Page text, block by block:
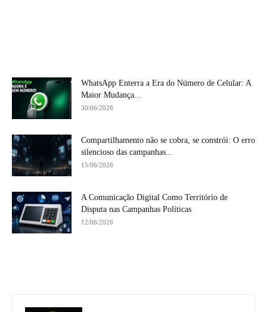
WhatsApp Enterra a Era do Número de Celular: A
Maior Mudança...
30/06/2026
Compartilhamento não se cobra, se constrói: O erro
silencioso das campanhas...
15/06/2026
A Comunicação Digital Como Território de
Disputa nas Campanhas Políticas
12/06/2026